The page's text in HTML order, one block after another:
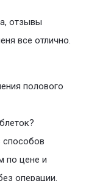
отзывы
все отлично.
полового
по цене и
операции.